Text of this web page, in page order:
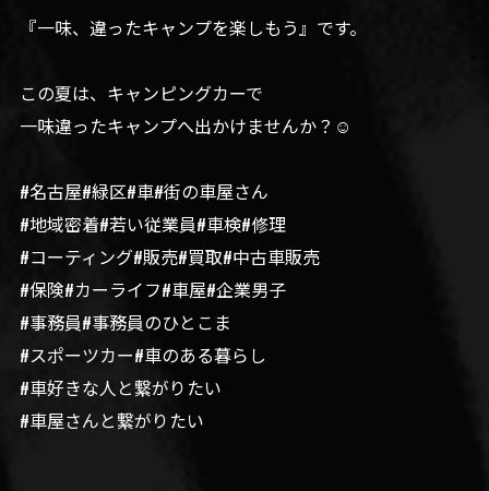
『一味、違ったキャンプを楽しもう』です。
この夏は、キャンピングカーで
一味違ったキャンプへ出かけませんか？☺️
#名古屋#緑区#車#街の車屋さん
#地域密着#若い従業員#車検#修理
#コーティング#販売#買取#中古車販売
#保険#カーライフ#車屋#企業男子
#事務員#事務員のひとこま
#スポーツカー#車のある暮らし
#車好きな人と繋がりたい
#車屋さんと繋がりたい